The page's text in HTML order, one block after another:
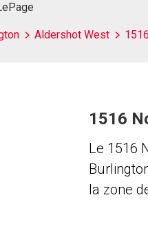
Aldershot West
1516
Le 1516
la zone